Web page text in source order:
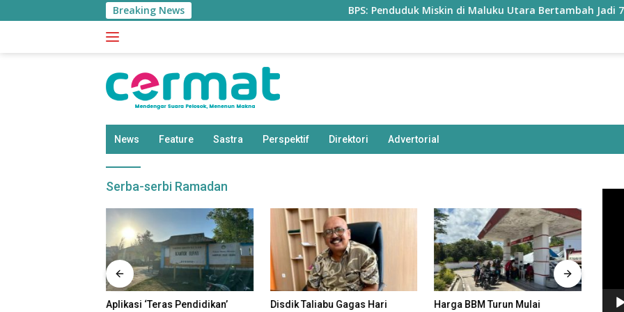
ke
Breaking News BPS: Penduduk Miskin di Maluku Utara Bertambah Jadi 77,85 Ribu
News Feature Sastra Perspektif Direktori Advertorial
Serba-serbi Ramadan
Aplikasi ‘Teras Pendidikan’
Disdik Taliabu Gagas Hari
Harga BBM Turun Mulai